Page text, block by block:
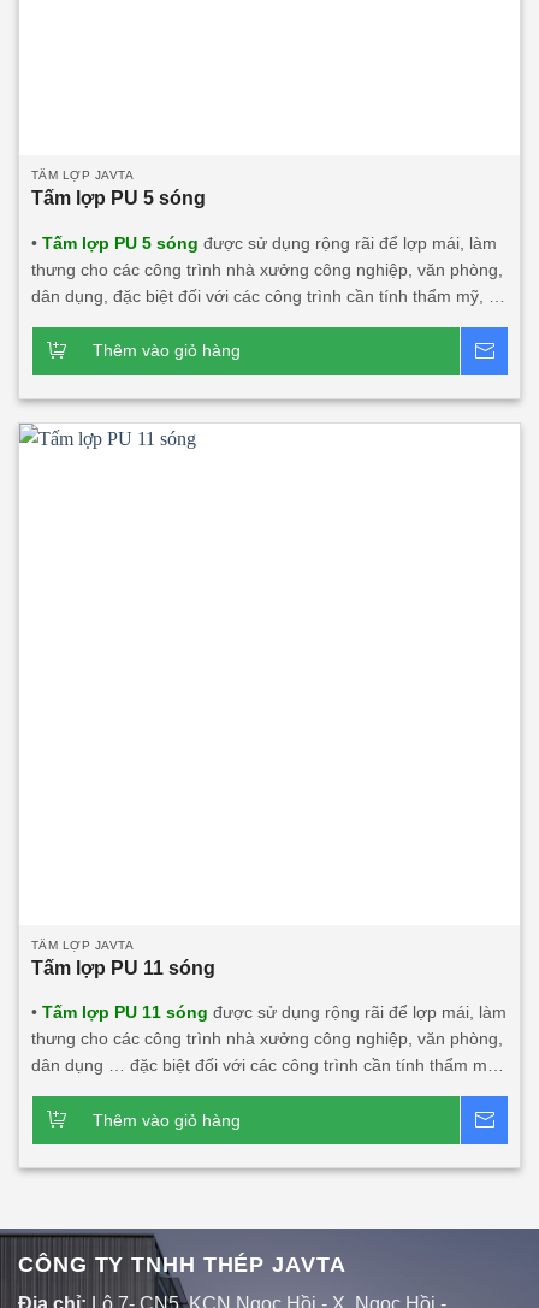
TẤM LỢP JAVTA
Tấm lợp PU 5 sóng
• Tấm lợp PU 5 sóng được sử dụng rộng rãi để lợp mái, làm
thưng cho các công trình nhà xưởng công nghiệp, văn phòng,
dân dụng, đặc biệt đối với các công trình cần tính thẩm mỹ, độ
phù hợp với các công trình đối tác nước ngoài đầu tư tại Việt
Nam và xuất khẩu.Dòng sản phẩm chính:
Tấm lợp PU 5
sóng 3 lớp 2 mặt tôn
Tấm lợp PU 5 sóng 3 lớp 1 mặt tôn
Tấm lợp 1 lớp 5 sóng, tấm canopy 5 sóng công nghiệp
Thêm vào giỏ hàng
TẤM LỢP JAVTA
Tấm lợp PU 11 sóng
• Tấm lợp PU 11 sóng được sử dụng rộng rãi để lợp mái, làm
thưng cho các công trình nhà xưởng công nghiệp, văn phòng,
dân dụng … đặc biệt đối với các công trình cần tính thẩm mỹ,
11 sóng này khá phù hợp với các công trình đối tác nước
ngoài đầu tư tại Việt Nam.Dòng sản phẩm chính:
Tấm
lợp PU 11 sóng 3 lớp 1 mặt tôn
Tấm lợp 11 sóng 1 lớp tôn
Thêm vào giỏ hàng
CÔNG TY TNHH THÉP JAVTA
Địa chỉ: Lô 7- CN5, KCN Ngọc Hồi - X. Ngọc Hồi -